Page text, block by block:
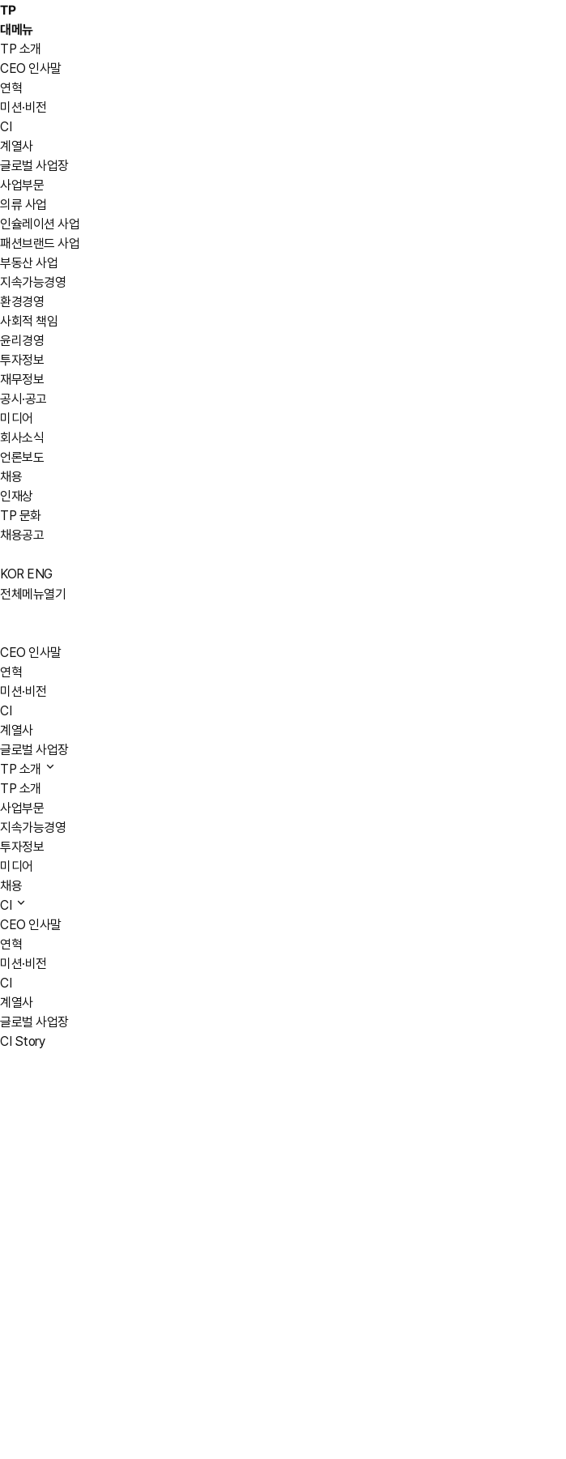
TP
대메뉴
TP 소개
CEO 인사말
연혁
미션·비전
CI
계열사
글로벌 사업장
사업부문
의류 사업
인슐레이션 사업
패션브랜드 사업
부동산 사업
지속가능경영
환경경영
사회적 책임
윤리경영
투자정보
재무정보
공시·공고
미디어
회사소식
언론보도
채용
인재상
TP 문화
채용공고
KOR ENG
전체메뉴열기
CEO 인사말
연혁
미션·비전
CI
계열사
글로벌 사업장
TP 소개
TP 소개
사업부문
지속가능경영
투자정보
미디어
채용
CI
CEO 인사말
연혁
미션·비전
CI
계열사
글로벌 사업장
CI Story